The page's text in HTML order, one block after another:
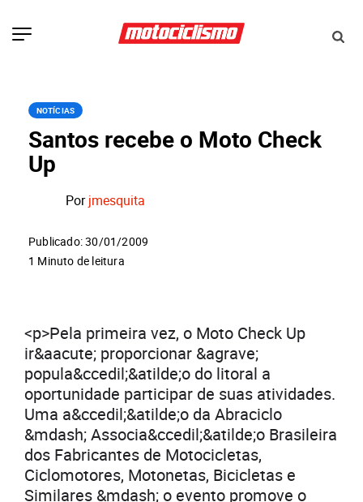
NOTÍCIAS
Santos recebe o Moto Check
Up
Porjmesquita
Publicado: 30/01/2009
1 Minuto de leitura
<p>Pela primeira vez, o Moto Check Up
ir&aacute; proporcionar &agrave;
popula&ccedil;&atilde;o do litoral a
oportunidade participar de suas atividades.
Uma a&ccedil;&atilde;o da Abraciclo
&mdash; Associa&ccedil;&atilde;o Brasileira
dos Fabricantes de Motocicletas,
Ciclomotores, Motonetas, Bicicletas e
Similares &mdash; o evento promove o